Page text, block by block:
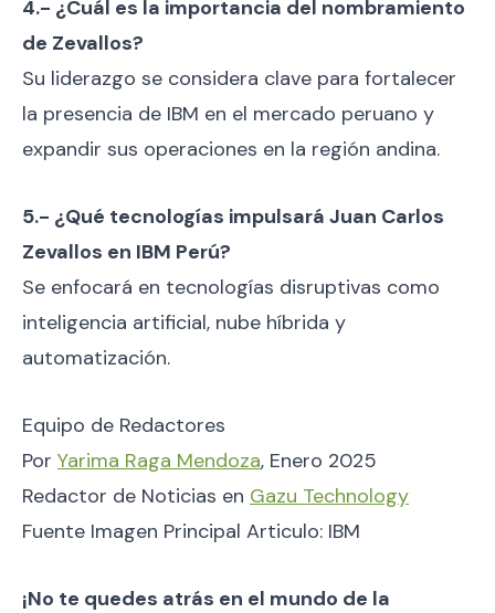
4.- ¿Cuál es la importancia del nombramiento
de Zevallos?
Su liderazgo se considera clave para fortalecer
la presencia de IBM en el mercado peruano y
expandir sus operaciones en la región andina.
5.- ¿Qué tecnologías impulsará Juan Carlos
Zevallos en IBM Perú?
Se enfocará en tecnologías disruptivas como
inteligencia artificial, nube híbrida y
automatización.
Equipo de Redactores
Por Yarima Raga Mendoza, Enero 2025
Redactor de Noticias en Gazu Technology
Fuente Imagen Principal Articulo: IBM
¡No te quedes atrás en el mundo de la